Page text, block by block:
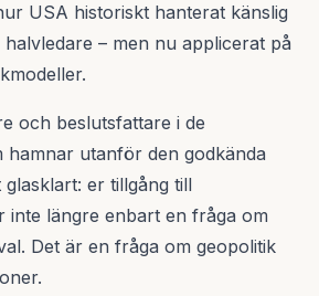
USA historiskt hanterat känslig
– men nu applicerat på
och beslutsfattare i de
hamnar utanför den godkända
er tillgång till
inte längre enbart en fråga om
Det är en fråga om geopolitik